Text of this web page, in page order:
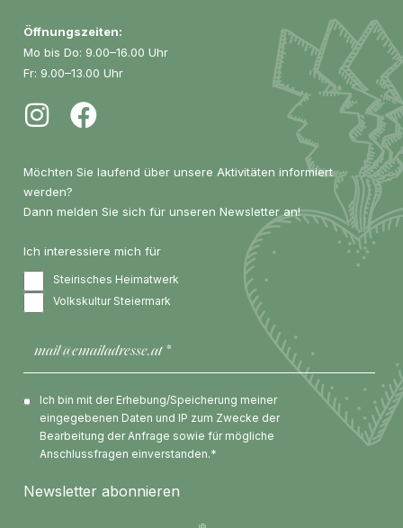
Öffnungszeiten:
Mo bis Do: 9.00–16.00 Uhr
Fr: 9.00–13.00 Uhr
Möchten Sie laufend über unsere Aktivitäten informiert
werden?
Dann melden Sie sich für unseren Newsletter an!
Ich interessiere mich für
Steirisches Heimatwerk
Volkskultur Steiermark
Ich bin mit der Erhebung/Speicherung meiner
eingegebenen Daten und IP zum Zwecke der
Bearbeitung der Anfrage sowie für mögliche
Anschlussfragen einverstanden.*